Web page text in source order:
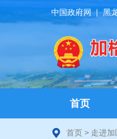
中国政府网 | 黑
首页
首页 > 走进加